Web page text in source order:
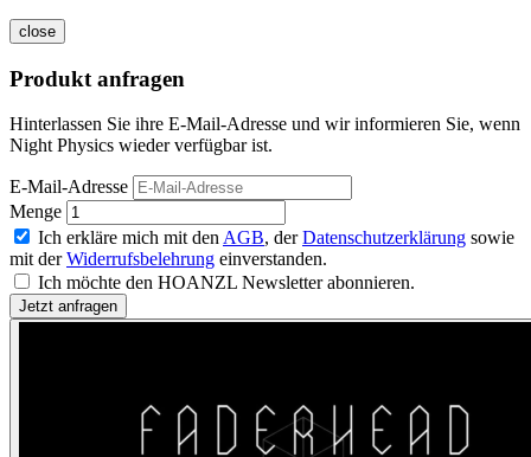
close
Produkt anfragen
Hinterlassen Sie ihre E-Mail-Adresse und wir informieren Sie, wenn
Night Physics wieder verfügbar ist.
E-Mail-Adresse
Menge
Ich erkläre mich mit den AGB, derDatenschutzerklärung sowie
mit derWiderrufsbelehrung einverstanden.
Ich möchte den HOANZL Newsletter abonnieren.